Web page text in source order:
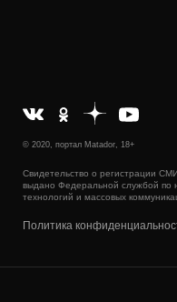
© 2020, портал Matador, 18+
Свидетельство о регистрации
выдано Федеральной службой по
технологий и массовых
Политика